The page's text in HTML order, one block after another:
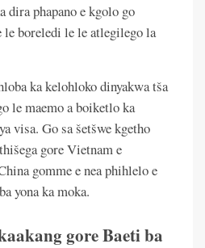
dira phapano e kgolo go
le boreledi le le atlegilego la
ka kelohloko dinyakwa tša
le maemo a boiketlo ka
visa. Go sa šetšwe kgetho
gore Vietnam e
gomme e nea phihlelo e
yona ka moka.
gore Baeti ba